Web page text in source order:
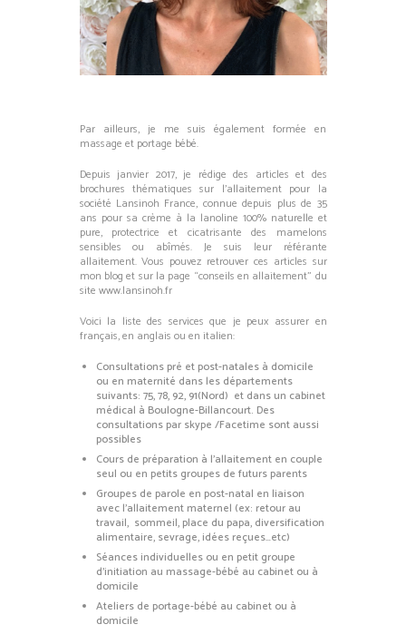
Par ailleurs, je me suis également formée en
massage et portage bébé.
Depuis janvier 2017, je rédige des articles et des
brochures thématiques sur l’allaitement pour la
société Lansinoh France, connue depuis plus de 35
ans pour sa crème à la lanoline 100% naturelle et
pure, protectrice et cicatrisante des mamelons
sensibles ou abîmés. Je suis leur référante
allaitement. Vous pouvez retrouver ces articles sur
mon blog et sur la page “conseils en allaitement” du
site www.lansinoh.fr
Voici la liste des services que je peux assurer en
français, en anglais ou en italien:
Consultations pré et post-natales à domicile
ou en maternité dans les départements
suivants: 75, 78, 92, 91(Nord) et dans un cabinet
médical à Boulogne-Billancourt. Des
consultations par skype /Facetime sont aussi
possibles
Cours de préparation à l’allaitement en couple
seul ou en petits groupes de futurs parents
Groupes de parole en post-natal en liaison
avec l’allaitement maternel (ex: retour au
travail, sommeil, place du papa, diversification
alimentaire, sevrage, idées reçues…etc)
Séances individuelles ou en petit groupe
d’initiation au massage-bébé au cabinet ou à
domicile
Ateliers de portage-bébé au cabinet ou à
domicile